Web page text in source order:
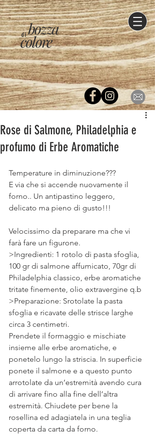
di
colore
bozza
Rose di Salmone, Philadelphia e
profumo di Erbe Aromatiche
Temperature in diminuzione???
E via che si accende nuovamente il
forno.. Un antipastino leggero,
delicato ma pieno di gusto!!!
Velocissimo da preparare ma che vi
farà fare un figurone.
>Ingredienti: 1 rotolo di pasta sfoglia,
100 gr di salmone affumicato, 70gr di
Philadelphia classico, erbe aromatiche
tritate finemente, olio extravergine q.b
>Preparazione: Srotolate la pasta
sfoglia e ricavate delle strisce larghe
circa 3 centimetri.
Prendete il formaggio e mischiate
insieme alle erbe aromatiche, e
ponetelo lungo la striscia. In superficie
ponete il salmone e a questo punto
arrotolate da un’estremità avendo cura
di arrivare fino alla fine dell’altra
estremità. Chiudete per bene la
rosellina ed adagiatela in una teglia
coperta da carta da forno.